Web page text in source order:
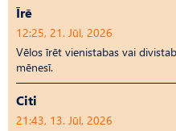
Īrē
12:25, 21. Jūl, 2026
Vēlos īrēt vienistabas vai
mēnesī.
Citi
21:43, 13. Jūl, 2026